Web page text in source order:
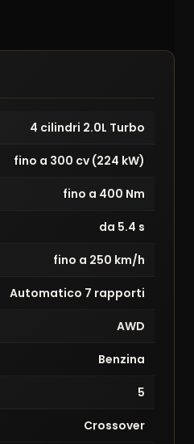
4 cilindri 2.0L Turbo
fino a 300 cv (224 kW)
fino a 400 Nm
da 5.4 s
fino a 250 km/h
Automatico 7 rapporti
AWD
Benzina
5
Crossover